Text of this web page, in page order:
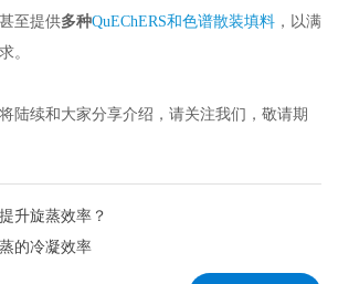
至提供多种QuEChERS和色谱散装填料 ，以满
。
陆续和大家分享介绍，请关注我们，敬请期
升旋蒸效率？
的冷凝效率